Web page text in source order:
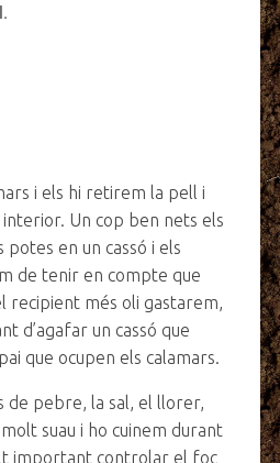
i els hi retirem la pell i
Un cop ben nets els
en un cassó i els
de tenir en compte que
recipient més oli gastarem,
d’agafar un cassó que
que ocupen els calamars.
de pebre, la sal, el llorer,
suau i ho cuinem durant
important controlar el foc